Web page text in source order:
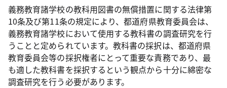
義務教育諸学校の教科用図書の無償措置に関する法律第
10条及び第11条の規定により、都道府県教育委員会は、
義務教育諸学校において使用する教科書の調査研究を行
うことと定められています。教科書の採択は、都道府県
教育委員会等の採択権者にとって重要な責務であり、最
も適した教科書を採択するという観点から十分に綿密な
調査研究を行う必要があります。